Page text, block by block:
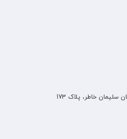
سلیمان خاطر، پلاک 173